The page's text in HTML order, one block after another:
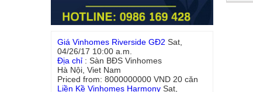
Giá Vinhomes Riverside GĐ2 Sat,
04/26/17 10:00 a.m.
Địa chỉ : Sàn BĐS Vinhomes
Hà Nội, Viet Nam
Priced from: 8000000000 VND 20 căn
Liền Kề Vinhomes Harmony Sat,